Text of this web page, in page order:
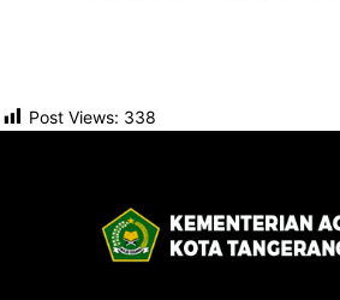
Post Views: 338